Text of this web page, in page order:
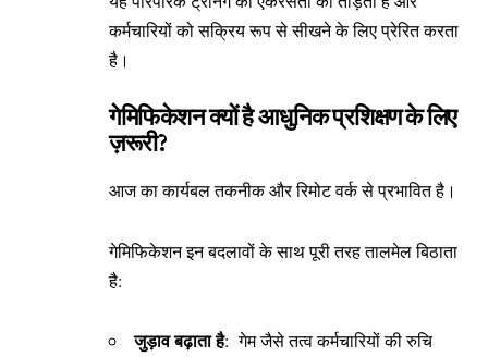
कर्मचारियों को सक्रिय रूप से सीखने के लिए प्रेरित करता
है।
गेमिफिकेशन क्यों है आधुनिक प्रशिक्षण के लिए
ज़रूरी?
आज का कार्यबल तकनीक और रिमोट वर्क से प्रभावित है।
गेमिफिकेशन इन बदलावों के साथ पूरी तरह तालमेल बिठाता
है:
जुड़ाव बढ़ाता है: गेम जैसे तत्व कर्मचारियों की रुचि